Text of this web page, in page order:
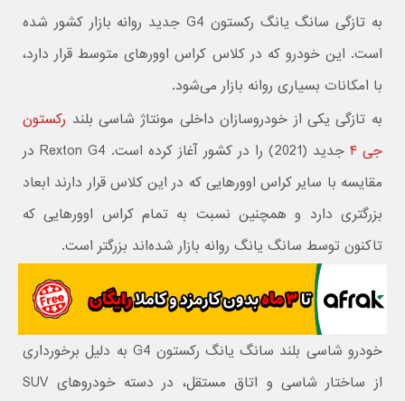
به تازگی سانگ یانگ رکستون G4 جدید روانه بازار کشور شده
است. این خودرو که در کلاس کراس اوورهای متوسط قرار دارد،
با امکانات بسیاری روانه بازار می‌شود.
به تازگی یکی از خودروسازان داخلی مونتاژ شاسی بلند رکستون
جی ۴
جدید (2021) را در کشور آغاز کرده است. Rexton G4 در
مقایسه با سایر کراس اوورهایی که در این کلاس قرار دارند ابعاد
بزرگتری دارد و همچنین نسبت به تمام کراس اوورهایی که
تاکنون توسط سانگ یانگ روانه بازار شده‌اند بزرگتر است.
خودرو شاسی بلند سانگ یانگ رکستون G4 به دلیل برخورداری
از ساختار شاسی و اتاق مستقل، در دسته خودروهای SUV